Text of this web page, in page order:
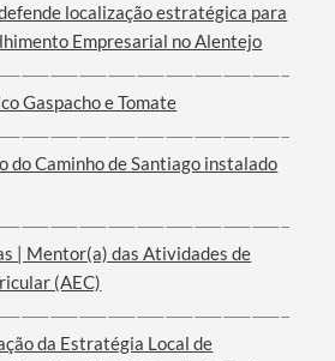
localização estratégica para
Empresarial no Alentejo
Gaspacho e Tomate
Caminho de Santiago instalado
| Mentor(a) das Atividades de
(AEC)
da Estratégia Local de